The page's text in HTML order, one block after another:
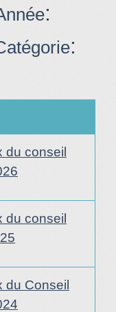
:
:
du conseil
du conseil
du Conseil